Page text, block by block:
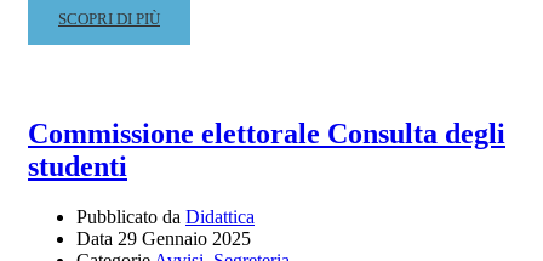
READ
MORE
DI
PROFITTO
A.A.
2023/2024
ANTICIPO
SCOPRI DI PIÙ
Commissione elettorale Consulta degli
studenti
Pubblicato da Didattica
Data 29 Gennaio 2025